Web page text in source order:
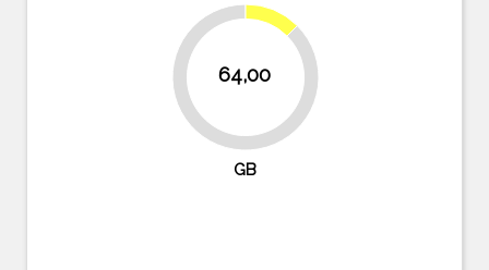
64,00
87.5%
12.5%
GB